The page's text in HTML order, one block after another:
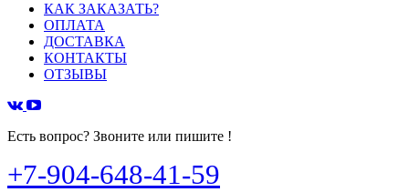
КАК ЗАКАЗАТЬ?
ОПЛАТА
ДОСТАВКА
КОНТАКТЫ
ОТЗЫВЫ
Есть вопрос? Звоните или пишите !
+7-904-648-41-59